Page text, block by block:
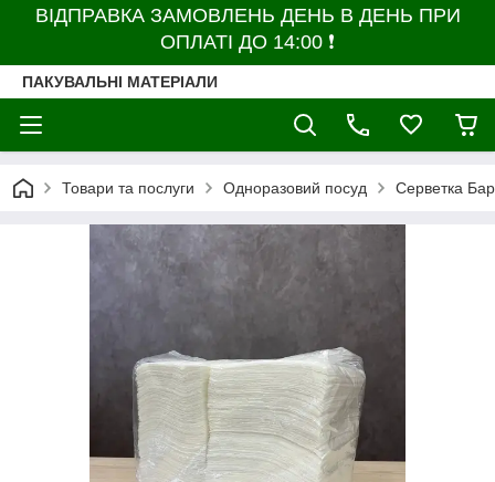
ВІДПРАВКА ЗАМОВЛЕНЬ ДЕНЬ В ДЕНЬ ПРИ
ОПЛАТІ ДО 14:00 ❗
ПАКУВАЛЬНІ МАТЕРІАЛИ
Товари та послуги Одноразовий посуд Серветка